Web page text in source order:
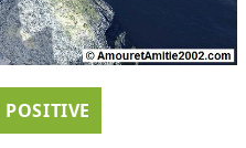
POSITIVE